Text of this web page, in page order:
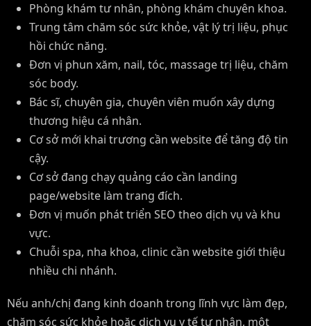
Phòng khám tư nhân, phòng khám chuyên khoa.
Trung tâm chăm sóc sức khỏe, vật lý trị liệu, phục
hồi chức năng.
Đơn vị phun xăm, nail, tóc, massage trị liệu, chăm
sóc body.
Bác sĩ, chuyên gia, chuyên viên muốn xây dựng
thương hiệu cá nhân.
Cơ sở mới khai trương cần website để tăng độ tin
cậy.
Cơ sở đang chạy quảng cáo cần landing
page/website làm trang đích.
Đơn vị muốn phát triển SEO theo dịch vụ và khu
vực.
Chuỗi spa, nha khoa, clinic cần website giới thiệu
nhiều chi nhánh.
Nếu anh/chị đang kinh doanh trong lĩnh vực làm đẹp,
chăm sóc sức khỏe hoặc dịch vụ y tế tư nhân, một